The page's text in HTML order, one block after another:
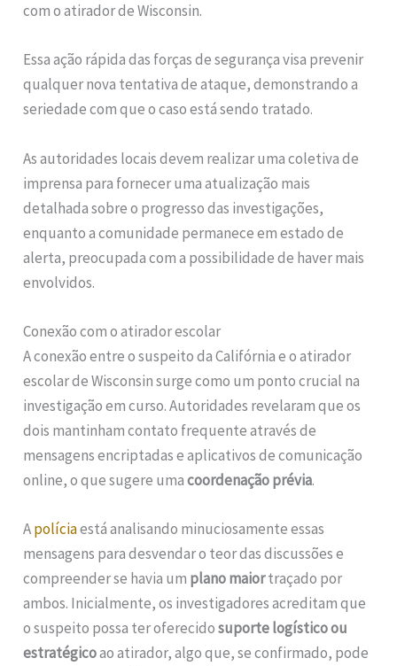
com o atirador de Wisconsin.
Essa ação rápida das forças de segurança visa prevenir
qualquer nova tentativa de ataque, demonstrando a
seriedade com que o caso está sendo tratado.
As autoridades locais devem realizar uma coletiva de
imprensa para fornecer uma atualização mais
detalhada sobre o progresso das investigações,
enquanto a comunidade permanece em estado de
alerta, preocupada com a possibilidade de haver mais
envolvidos.
Conexão com o atirador escolar
A conexão entre o suspeito da Califórnia e o atirador
escolar de Wisconsin surge como um ponto crucial na
investigação em curso. Autoridades revelaram que os
dois mantinham contato frequente através de
mensagens encriptadas e aplicativos de comunicação
online, o que sugere umacoordenação prévia.
Apolíciaestá analisando minuciosamente essas
mensagens para desvendar o teor das discussões e
compreender se havia um plano maiortraçado por
ambos. Inicialmente, os investigadores acreditam que
o suspeito possa ter oferecidosuporte logístico ou
estratégicoao atirador, algo que, se confirmado, pode